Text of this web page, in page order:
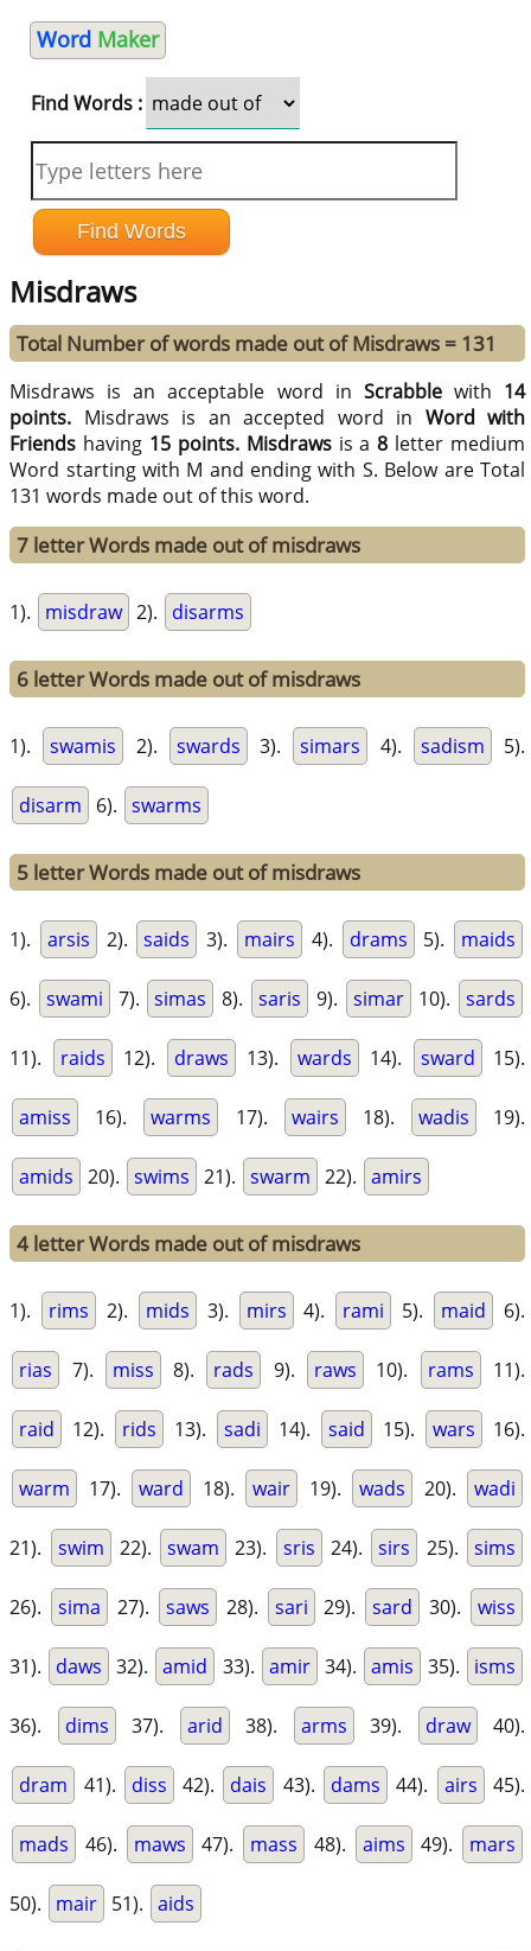
Word Maker
Find Words :
Misdraws
Total Number of words made out of Misdraws = 131
Misdraws is an acceptable word in Scrabblewith 14
points. Misdraws is an accepted word in Word with
Friends having 15 points. Misdrawsis a8 letter medium
Word starting with M and ending with S. Below are Total
131 words made out of this word.
7 letter Words made out of misdraws
1). misdraw 2). disarms
6 letter Words made out of misdraws
1). swamis 2). swards 3). simars 4). sadism 5).
disarm 6). swarms
5 letter Words made out of misdraws
1). arsis 2). saids 3). mairs 4). drams 5). maids
6). swami 7). simas 8). saris 9). simar 10). sards
11). raids 12). draws 13). wards 14). sward 15).
amiss 16). warms 17). wairs 18). wadis 19).
amids 20). swims 21). swarm 22). amirs
4 letter Words made out of misdraws
1). rims 2). mids 3). mirs 4). rami 5). maid 6).
rias 7). miss 8). rads 9). raws 10). rams 11).
raid 12). rids 13). sadi 14). said 15). wars 16).
warm 17). ward 18). wair 19). wads 20). wadi
21). swim 22). swam 23). sris 24). sirs 25). sims
26). sima 27). saws 28). sari 29). sard 30). wiss
31). daws 32). amid 33). amir 34). amis 35). isms
36). dims 37). arid 38). arms 39). draw 40).
dram 41). diss 42). dais 43). dams 44). airs 45).
mads 46). maws 47). mass 48). aims 49). mars
50). mair 51). aids